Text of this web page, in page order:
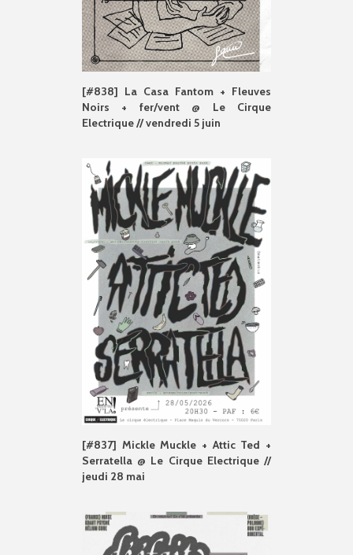
[#838] La Casa Fantom + Fleuves
Noirs + fer/vent @ Le Cirque
Electrique // vendredi 5 juin
[#837] Mickle Muckle + Attic Ted +
Serratella @ Le Cirque Electrique //
jeudi 28 mai